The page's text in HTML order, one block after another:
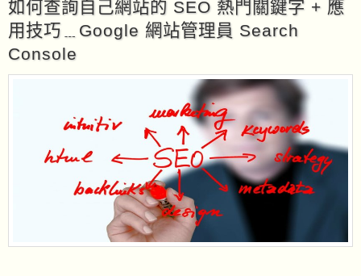
如何查詢自己網站的 SEO 熱門關鍵字 + 應
用技巧﹍Google 網站管理員 Search
Console